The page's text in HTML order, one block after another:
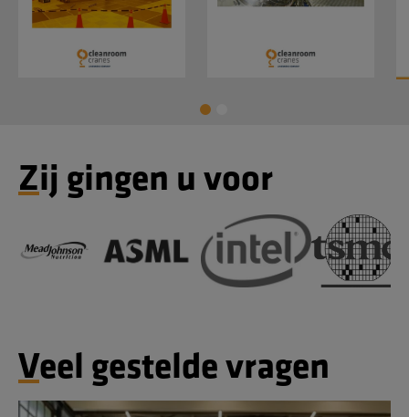
Zij gingen u voor
Veel gestelde vragen